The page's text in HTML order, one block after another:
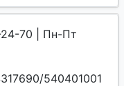
24-70 | Пн-Пт
540401001